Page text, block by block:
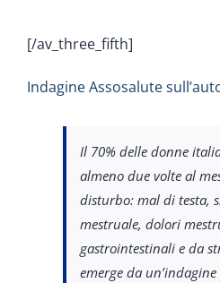
[/av_three_fifth]
Indagine Assosalute
Il 70% delle donne
almeno due volte al
disturbo: mal di testa,
mestruale, dolori
gastrointestinali e da
emerge da